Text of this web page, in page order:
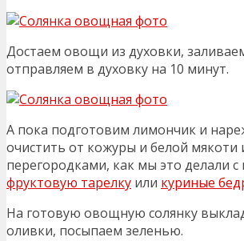
Достаем овощи из духовки,
отправляем в духовку на 10 минут.
А пока подготовим лимончик и
очистить от кожуры и белой
перегородками, как мы это делали
фруктовую тарелку или куриные
На готовую овощную солянку
оливки, посыпаем зеленью.